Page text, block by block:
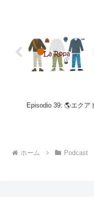
Episodio 39: 🌎エクア
ホーム Podcast